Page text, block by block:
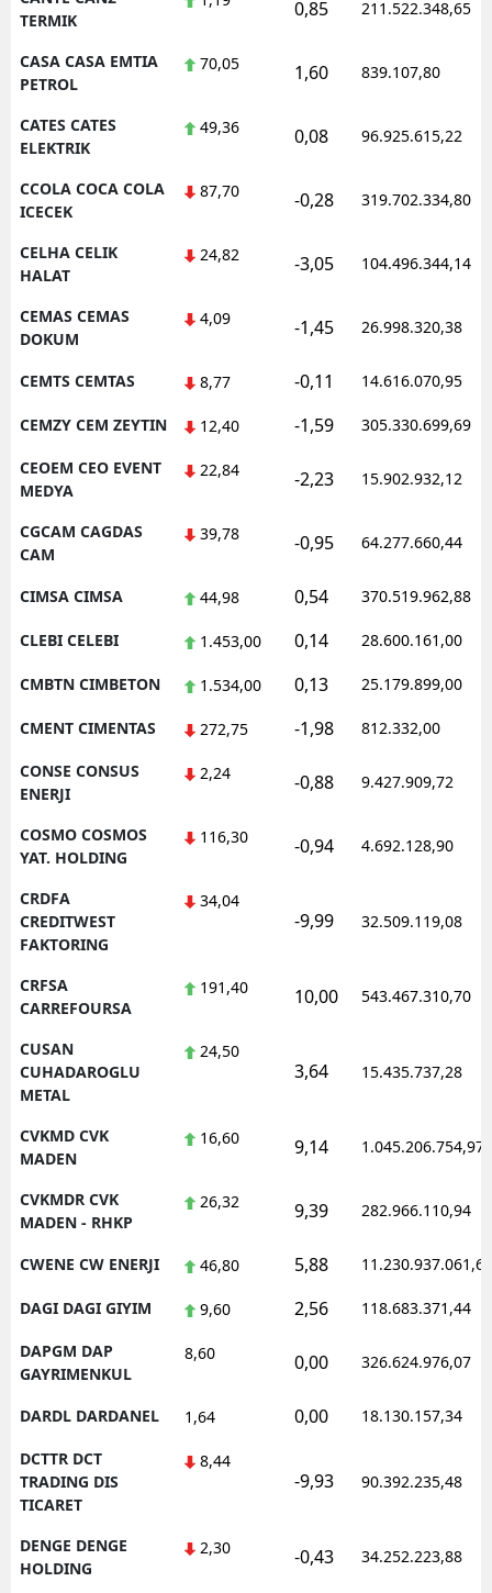
TERMIK
0,85 211.522.348,65
CASA CASA EMTIA
PETROL
70,05 1,60 839.107,80
CATES CATES
ELEKTRIK
49,36 0,08 96.925.615,22
CCOLA COCA COLA
ICECEK
87,70 -0,28 319.702.334,80
CELHA CELIK
HALAT
24,82 -3,05 104.496.344,14
CEMAS CEMAS
DOKUM
4,09 -1,45 26.998.320,38
CEMTS CEMTAS 8,77 -0,11 14.616.070,95
CEMZY CEM ZEYTIN 12,40 -1,59 305.330.699,69
CEOEM CEO EVENT
MEDYA
22,84 -2,23 15.902.932,12
CGCAM CAGDAS
CAM
39,78 -0,95 64.277.660,44
CIMSA CIMSA 44,98 0,54 370.519.962,88
CLEBI CELEBI 1.453,00 0,14 28.600.161,00
CMBTN CIMBETON 1.534,00 0,13 25.179.899,00
CMENT CIMENTAS 272,75 -1,98 812.332,00
CONSE CONSUS
ENERJI
2,24 -0,88 9.427.909,72
COSMO COSMOS
YAT. HOLDING
116,30 -0,94 4.692.128,90
CRDFA
CREDITWEST
FAKTORING
34,04
-9,99 32.509.119,08
CRFSA
CARREFOURSA
191,40 10,00 543.467.310,70
CUSAN
CUHADAROGLU
METAL
24,50
3,64 15.435.737,28
CVKMD CVK
MADEN
16,60 9,14 1.045.206.754,97
CVKMDR CVK
MADEN - RHKP
26,32 9,39 282.966.110,94
CWENE CW ENERJI 46,80 5,88 11.230.937.061,62
DAGI DAGI GIYIM 9,60 2,56 118.683.371,44
DAPGM DAP
GAYRIMENKUL
8,60 0,00 326.624.976,07
DARDL DARDANEL 1,64 0,00 18.130.157,34
DCTTR DCT
TRADING DIS
TICARET
8,44
-9,93 90.392.235,48
DENGE DENGE
HOLDING
2,30 -0,43 34.252.223,88